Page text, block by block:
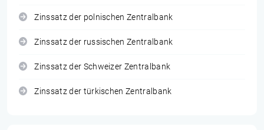
Zinssatz der polnischen Zentralbank
Zinssatz der russischen Zentralbank
Zinssatz der Schweizer Zentralbank
Zinssatz der türkischen Zentralbank